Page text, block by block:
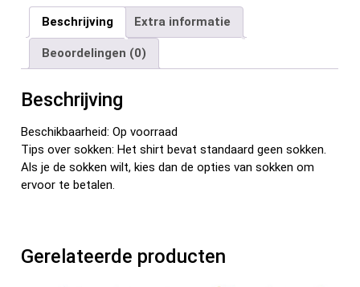
ce
b
o
o
k
tt
er
ail er
es
t
d
di
t
ke
dI
n
e
n
Beschrijving Extra informatie
Beoordelingen (0)
Beschrijving
Beschikbaarheid: Op voorraad
Tips over sokken: Het shirt bevat standaard geen sokken.
Als je de sokken wilt, kies dan de opties van sokken om
ervoor te betalen.
Gerelateerde producten